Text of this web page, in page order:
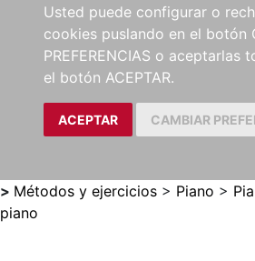
Usted puede configurar o
cookies puslando en el botón
PREFERENCIAS o aceptarlas
el botón ACEPTAR.
ACEPTAR CAMBIAR
> Métodos y ejercicios > Piano >
piano